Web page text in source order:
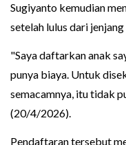
Sugiyanto kemudian
setelah lulus dari jenjang
"Saya daftarkan anak
punya biaya. Untuk
semacamnya, itu tidak
(20/4/2026).
Pendaftaran tersebut